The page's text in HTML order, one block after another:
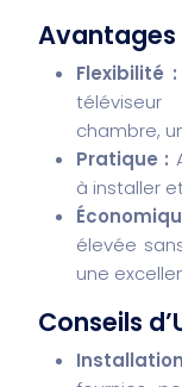
Avantages
Flexibilité :
chambre,
Pratique :
à installer
élevée
une
Conseils